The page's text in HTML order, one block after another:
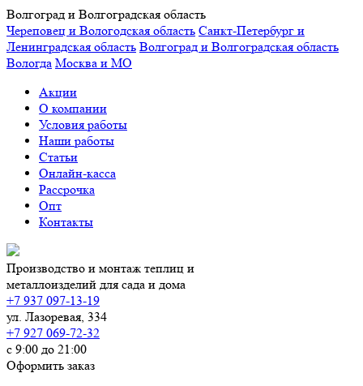
Волгоград и Волгоградская область
Череповец и Вологодская область Санкт-Петербург и
Ленинградская область Волгоград и Волгоградская область
Вологда Москва и МО
Акции
О компании
Условия работы
Наши работы
Статьи
Онлайн-касса
Рассрочка
Опт
Контакты
Производство и монтаж теплиц и
металлоизделий для сада и дома
+7 937 097-13-19
ул. Лазоревая, 334
+7 927 069-72-32
с 9:00 до 21:00
Оформить заказ